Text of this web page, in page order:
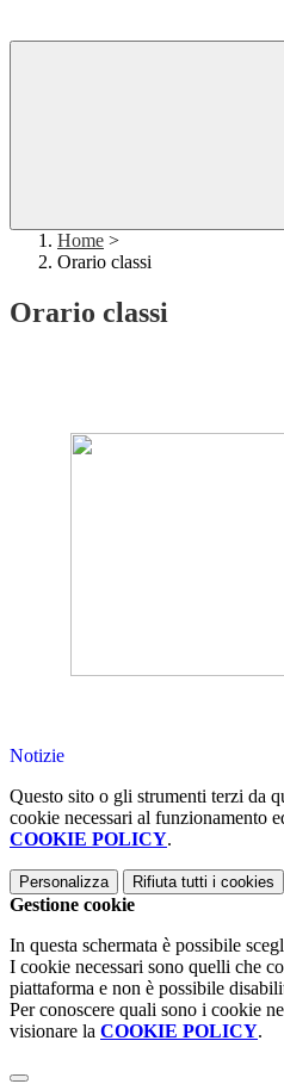
Home >
Orario classi
Orario classi
Notizie
Questo sito o gli strumenti terzi da
cookie necessari al funzionamento
COOKIE POLICY.
Personalizza Rifiuta tutti i cookies
Gestione cookie
In questa schermata è possibile
I cookie necessari sono quelli che
piattaforma e non è possibile
Per conoscere quali sono i cookie
visionare la COOKIE POLICY.